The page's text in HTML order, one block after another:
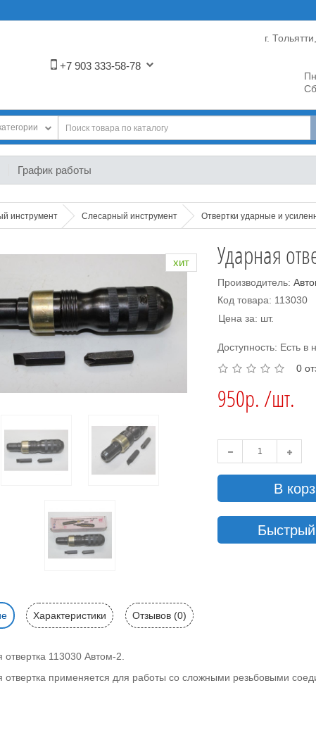
+7 903 333-58-78
г.
График работы
инструмент Слесарный инструмент Отвертки ударные и
хит Ударная
Производитель:
Код товара: 113030
Цена за: шт.
Доступность: Есть в
0
950р. /шт.
В
Быстрый
Характеристики Отзывов (0)
отвертка 113030 Автом-2.
отвертка применяется для работы со сложными резьбовыми